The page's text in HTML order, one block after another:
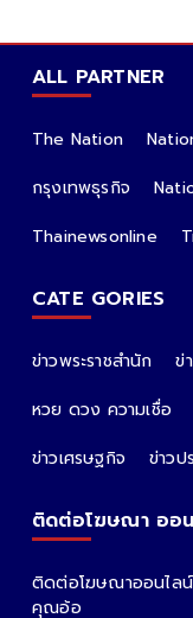
ALL PARTNER
The Nation
กรุงเทพธุรกิจ
Thainewsonline
CATE GORIES
ข่าวพระราชสำนัก ข่
หวย ดวง ความเชื่อ
ข่าวเศรษฐกิจ
ข่าวป
ติดต่อโฆษณา ออ
ติดต่อโฆษณาออนไลน์
คุณอ้อ